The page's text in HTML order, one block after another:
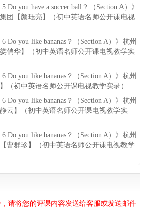
Do you have a soccer ball？（Section A）》
团【颜珏亮】（初中英语名师公开课电视
Do you like bananas？（Section A）》杭州
俏华】（初中英语名师公开课电视教学实
Do you like bananas？（Section A）》杭州
（初中英语名师公开课电视教学实录）
Do you like bananas？（Section A）》杭州
云】（初中英语名师公开课电视教学实
Do you like bananas？（Section A）》杭州
曹群珍】（初中英语名师公开课电视教学
请将您的评课内容发送给客服或发送邮件